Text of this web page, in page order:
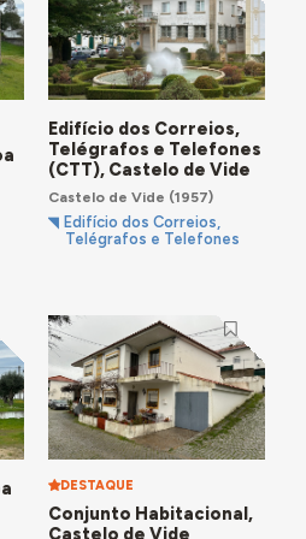
desportivos, a saber o
e aPiscina Municipal. Nas
sobre aCasa do Povo de
Edifício dos Correios,
Telégrafos e Telefones
(CTT), Castelo de Vide
Castelo de Vide (1957)
Edifício dos Correios,
Telégrafos e Telefones
DESTAQUE
Conjunto Habitacional,
Castelo de Vide